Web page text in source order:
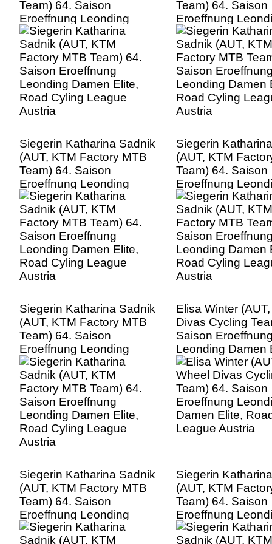
Team) 64. Saison
Eroeffnung Leonding
Damen Elite, Road Cyling
League Austria
Team) 64. Saison
Eroeffnung
Damen Elite,
League Austria
Siegerin Katharina Sadnik
(AUT, KTM Factory MTB
Team) 64. Saison
Eroeffnung Leonding
Damen Elite, Road Cyling
League Austria
Siegerin
(AUT, KTM
Team) 64. Saison
Eroeffnung
Damen Elite,
League Austria
Siegerin Katharina Sadnik
(AUT, KTM Factory MTB
Team) 64. Saison
Eroeffnung Leonding
Damen Elite, Road Cyling
League Austria
Elisa Winter
Divas Cycling
Saison
Leonding Damen
Road Cyling
Austria
Siegerin Katharina Sadnik
(AUT, KTM Factory MTB
Team) 64. Saison
Eroeffnung Leonding
Damen Elite, Road Cyling
League Austria
Siegerin
(AUT, KTM
Team) 64. Saison
Eroeffnung
Damen Elite,
League Austria